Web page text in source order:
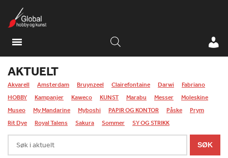
AKTUELT
Akvarell Amsterdam Bruynzeel Clairefontaine Darwi
Fabriano
HOBBY
Kampanjer Kaweco KUNST Marabu Messer
Moleskine
Museo
My Mandarine Myboshi PAPIR OG KONTOR Påske
Prym
Rit Dye
Royal Talens Sakura Sommer SY OG STRIKK
Søk
i
SØK